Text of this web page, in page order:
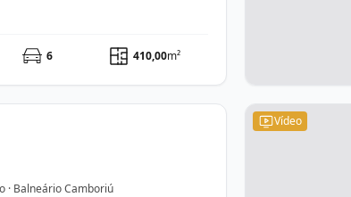
6 410,00m²
· Balneário Camboriú
Vídeo